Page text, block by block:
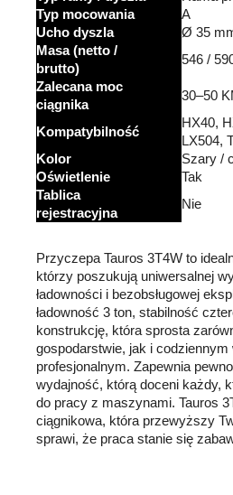
Typ mocowania
A
Ucho dyszla
Ø 35
Masa (netto /
brutto)
546 /
Zalecana moc
ciągnika
30–50
Kompatybilność
HX40,
LX504,
Kolor
Szary /
Oświetlenie
Tak
Tablica
rejestracyjna
Nie
Przyczepa Tauros 3T4W to
którzy poszukują uniwersalnej
ładowności i bezobsługowej
ładowność 3 ton, stabilność
konstrukcję, która sprosta
gospodarstwie, jak i codziennym
profesjonalnym. Zapewnia
wydajność, którą doceni każdy,
do pracy z maszynami. Tauros
ciągnikowa, która przewyższy
sprawi, że praca stanie się